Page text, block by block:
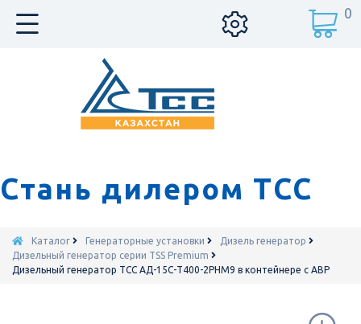
Стань дилером ТСС
0
Каталог Генераторные установки
Дизель генератор
Дизельный генератор серии TSS Premium
Дизельный генератор ТСС АД-15С-Т400-2РНМ9 в контейнере с АВР